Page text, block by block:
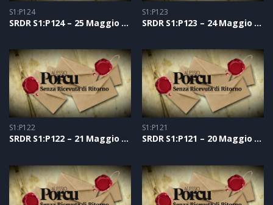
S1:P124
SRDR S1:P124 – 25 Maggio 2021
S1:P123
SRDR S1:P123 – 24 Maggio 2021
S1:P122
SRDR S1:P122 – 21 Maggio 2021
S1:P121
SRDR S1:P121 – 20 Maggio 2021